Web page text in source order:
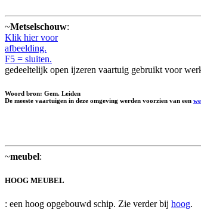
~Metselschouw:
Klik hier voor
afbeelding.
F5 = sluiten.
gedeeltelijk open ijzeren vaartuig gebruikt voor
Woord bron: Gem. Leiden
De meeste vaartuigen in deze omgeving werden voorzien van een
~meubel:
HOOG MEUBEL
: een hoog opgebouwd schip. Zie verder bij hoog.